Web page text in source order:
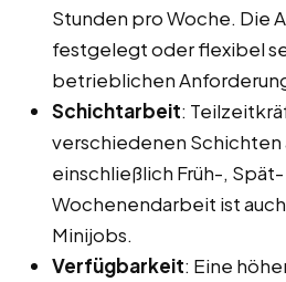
Stunden pro Woche. Die
festgelegt oder flexibel
betrieblichen
Schichtarbeit:
verschiedenen
einschließlich Früh-,
Wochenendarbeit ist
Minijobs.
Verfügbarkeit: Eine